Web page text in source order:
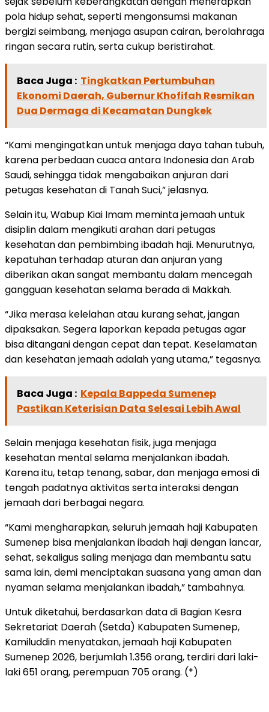
pola hidup sehat, seperti mengonsumsi makanan
bergizi seimbang, menjaga asupan cairan, berolahraga
ringan secara rutin, serta cukup beristirahat.
Baca Juga : Tingkatkan Pertumbuhan
Ekonomi Daerah, Gubernur Khofifah Resmikan
Dua Dermaga di Kecamatan Dungkek
“Kami mengingatkan untuk menjaga daya tahan tubuh,
karena perbedaan cuaca antara Indonesia dan Arab
Saudi, sehingga tidak mengabaikan anjuran dari
petugas kesehatan di Tanah Suci,” jelasnya.
Selain itu, Wabup Kiai Imam meminta jemaah untuk
disiplin dalam mengikuti arahan dari petugas
kesehatan dan pembimbing ibadah haji. Menurutnya,
kepatuhan terhadap aturan dan anjuran yang
diberikan akan sangat membantu dalam mencegah
gangguan kesehatan selama berada di Makkah.
“Jika merasa kelelahan atau kurang sehat, jangan
dipaksakan. Segera laporkan kepada petugas agar
bisa ditangani dengan cepat dan tepat. Keselamatan
dan kesehatan jemaah adalah yang utama,” tegasnya.
Baca Juga : Kepala Bappeda Sumenep
Pastikan Keterisian Data Selesai Lebih Awal
Selain menjaga kesehatan fisik, juga menjaga
kesehatan mental selama menjalankan ibadah.
Karena itu, tetap tenang, sabar, dan menjaga emosi di
tengah padatnya aktivitas serta interaksi dengan
jemaah dari berbagai negara.
“Kami mengharapkan, seluruh jemaah haji Kabupaten
Sumenep bisa menjalankan ibadah haji dengan lancar,
sehat, sekaligus saling menjaga dan membantu satu
sama lain, demi menciptakan suasana yang aman dan
nyaman selama menjalankan ibadah,” tambahnya.
Untuk diketahui, berdasarkan data di Bagian Kesra
Sekretariat Daerah (Setda) Kabupaten Sumenep,
Kamiluddin menyatakan, jemaah haji Kabupaten
Sumenep 2026, berjumlah 1.356 orang, terdiri dari laki-
laki 651 orang, perempuan 705 orang. (*)